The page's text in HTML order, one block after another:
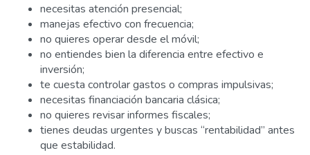
necesitas atención presencial;
manejas efectivo con frecuencia;
no quieres operar desde el móvil;
no entiendes bien la diferencia entre efectivo e
inversión;
te cuesta controlar gastos o compras impulsivas;
necesitas financiación bancaria clásica;
no quieres revisar informes fiscales;
tienes deudas urgentes y buscas “rentabilidad” antes
que estabilidad.